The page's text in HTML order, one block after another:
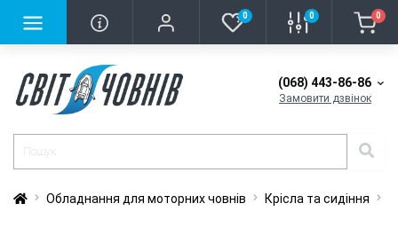
0 0 0
(068) 443-86-86
Замовити дзвінок
Обладнання для моторних човнів Крісла та сидіння